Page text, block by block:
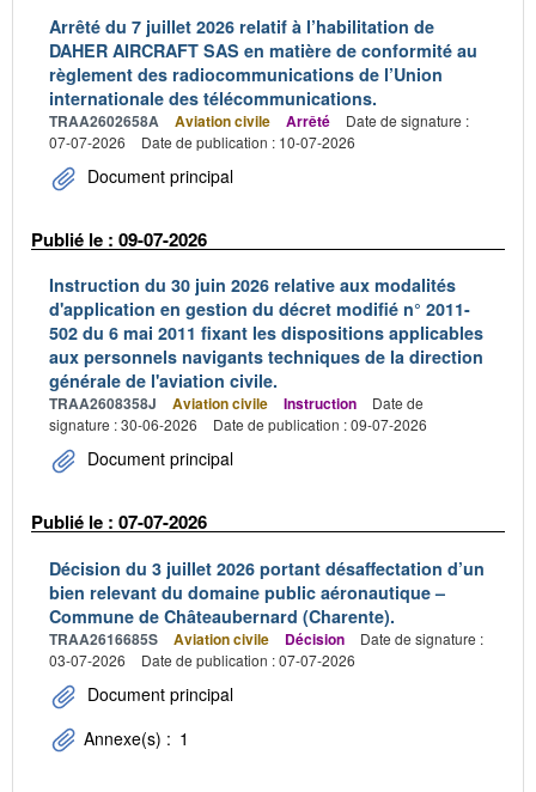
Arrêté du 7 juillet 2026 relatif à l’habilitation de
DAHER AIRCRAFT SAS en matière de conformité au
règlement des radiocommunications de l’Union
internationale des télécommunications.
TRAA2602658A Aviation civile Arrêté
Date de signature :
07-07-2026
Date de publication : 10-07-2026
Document principal
Publié le : 09-07-2026
Instruction du 30 juin 2026 relative aux modalités
d'application en gestion du décret modifié n° 2011-
502 du 6 mai 2011 fixant les dispositions applicables
aux personnels navigants techniques de la direction
générale de l'aviation civile.
TRAA2608358J Aviation civile Instruction
Date de
signature : 30-06-2026
Date de publication : 09-07-2026
Document principal
Publié le : 07-07-2026
Décision du 3 juillet 2026 portant désaffectation d’un
bien relevant du domaine public aéronautique –
Commune de Châteaubernard (Charente).
TRAA2616685S Aviation civile Décision
Date de signature :
03-07-2026
Date de publication : 07-07-2026
Document principal
Annexe(s) : 1